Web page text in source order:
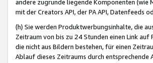
andere zugrunde liegende Komponenten
mit der Creators API, der PA API, Datenfeeds
(h) Sie werden Produktwerbungsinhalte, die
Zeitraum von bis zu 24 Stunden einen Link
die nicht aus Bildern bestehen, für einen
Ablauf dieses Zeitraums durch entsprechende